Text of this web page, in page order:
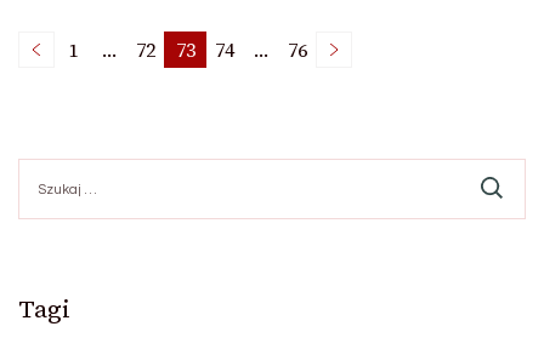
Stronicowanie
wpisów
Strona
1 … Strona
72 Strona
73 Strona
74 … Strona
76
Tagi